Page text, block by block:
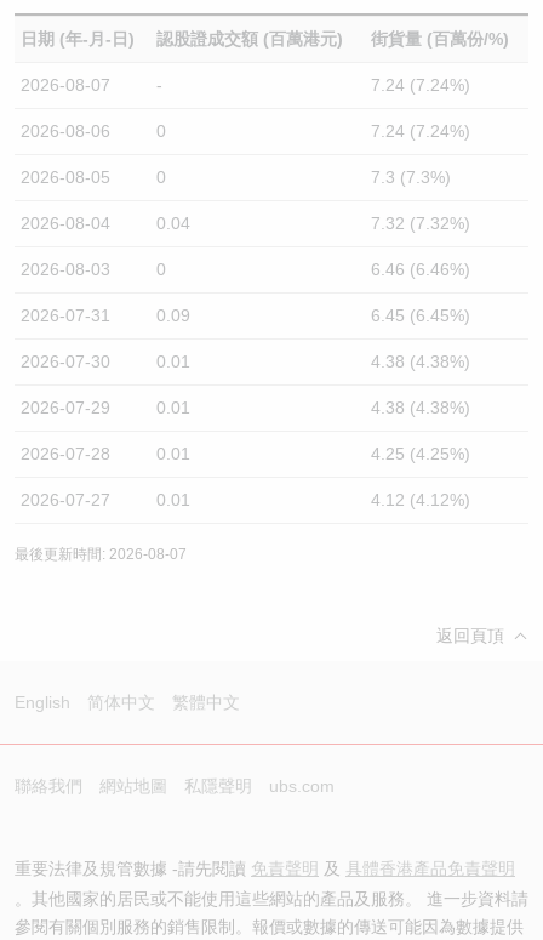
日期 (年-月-日) 認股證成交額 (百萬港元) 街貨量 (百萬份/%)
2026-08-07 - 7.24 (7.24%)
2026-08-06 0 7.24 (7.24%)
2026-08-05 0 7.3 (7.3%)
2026-08-04 0.04 7.32 (7.32%)
2026-08-03 0 6.46 (6.46%)
2026-07-31 0.09 6.45 (6.45%)
2026-07-30 0.01 4.38 (4.38%)
2026-07-29 0.01 4.38 (4.38%)
2026-07-28 0.01 4.25 (4.25%)
2026-07-27 0.01 4.12 (4.12%)
最後更新時間: 2026-08-07
返回頁頂
English 简体中文 繁體中文
聯絡我們 網站地圖 私隱聲明 ubs.com
重要法律及規管數據 -請先閱讀 免責聲明 及 具體香港產品免責聲明
。其他國家的居民或不能使用這些網站的產品及服務。 進一步資料請
參閱有關個別服務的銷售限制。報價或數據的傳送可能因為數據提供